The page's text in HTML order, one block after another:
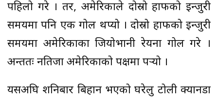
पहिलो गरे । तर, अमेरिकाले दोस्रो हाफको इन्जुरी
समयमा पनि एक गोल थप्यो । दोस्रो हाफको इन्जुरी
समयमा अमेरिकाका जियोभानी रेयना गोल गरे ।
अन्ततः नतिजा अमेरिकाको पक्षमा पर्‍यो ।
यसअघि शनिबार बिहान भएको घरेलु टोली क्यानडा